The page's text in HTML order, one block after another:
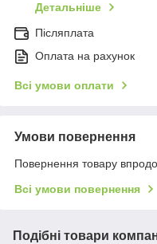
Детальніше
Післяплата
Оплата на рахунок
Всі умови оплати
Умови повернення
Повернення товару
Всі умови повернення
Подібні товари